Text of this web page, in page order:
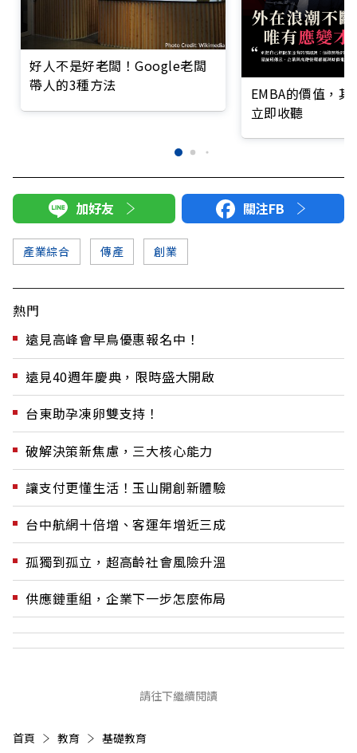
好人不是好老闆！Google老闆
帶人的3種方法
EMBA的價值，
立即收聽
加好友 關注FB
產業綜合 傳產 創業
熱門
遠見高峰會早鳥優惠報名中！
遠見40週年慶典，限時盛大開啟
台東助孕凍卵雙支持！
破解決策新焦慮，三大核心能力
讓支付更懂生活！玉山開創新體驗
台中航網十倍增、客運年增近三成
孤獨到孤立，超高齡社會風險升溫
供應鏈重組，企業下一步怎麼佈局
請往下繼續閱讀
首頁 教育 基礎教育